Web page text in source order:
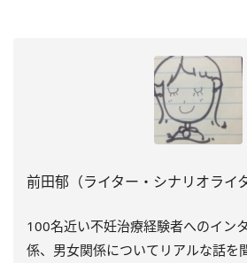
前田郁（ライター・シナリオライタ
100名近い不妊治療経験者へのイン
係、男女関係についてリアルな話を